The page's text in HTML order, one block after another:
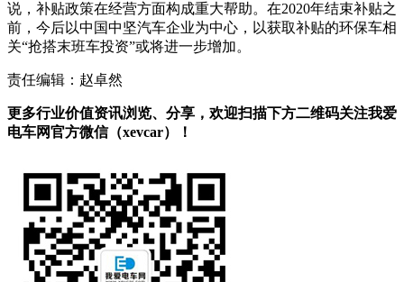
说，补贴政策在经营方面构成重大帮助。在2020年结束补贴之
前，今后以中国中坚汽车企业为中心，以获取补贴的环保车相
关“抢搭末班车投资”或将进一步增加。
责任编辑：赵卓然
更多行业价值资讯浏览、分享，欢迎扫描下方二维码关注我爱
电车网官方微信（xevcar）！